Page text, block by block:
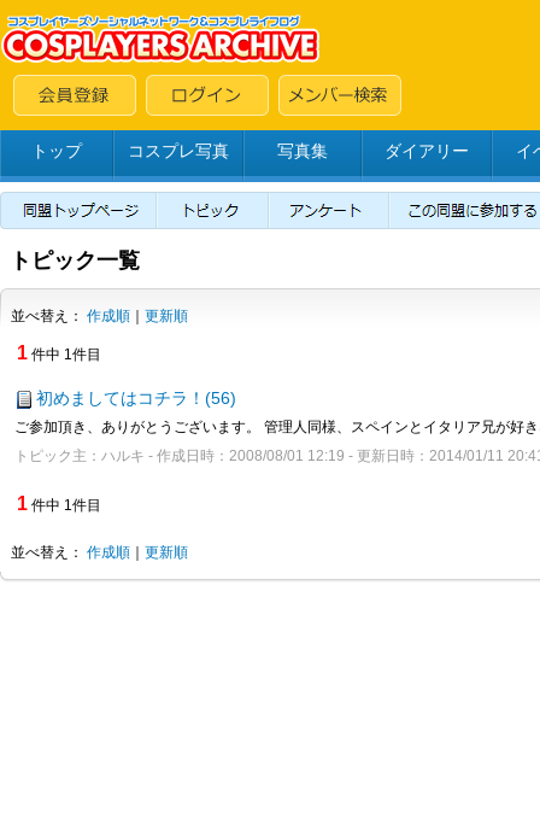
トップ コスプレ写真 写真集 ダイアリー イ
トピック一覧
並べ替え： 作成順 更新順
1 件中 1件目
初めましてはコチラ！(56)
ご参加頂き、ありがとうございます。 管理人同様、スペインとイタリア兄が好
トピック主：ハルキ - 作成日時：2008/08/01 12:19 - 更新日時：2014/01/11
1 件中 1件目
並べ替え： 作成順 更新順